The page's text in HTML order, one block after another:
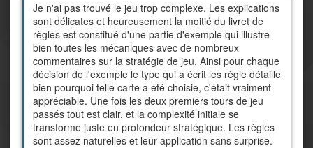
Je n'ai pas trouvé le jeu trop complexe. Les explications
sont délicates et heureusement la moitié du livret de
règles est constitué d'une partie d'exemple qui illustre
bien toutes les mécaniques avec de nombreux
commentaires sur la stratégie de jeu. Ainsi pour chaque
décision de l'exemple le type qui a écrit les règle détaille
bien pourquoi telle carte a été choisie, c'était vraiment
appréciable. Une fois les deux premiers tours de jeu
passés tout est clair, et la complexité initiale se
transforme juste en profondeur stratégique. Les règles
sont assez naturelles et leur application sans surprise.